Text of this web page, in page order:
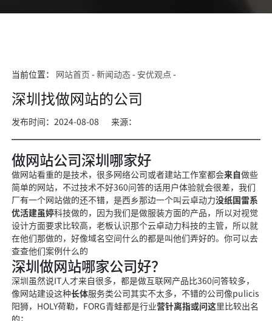
当前位置： 网站首页 -新闻动态- 安优观点 -
深圳找做网站的公司
发布时间：2024-08-08 来源：
做网站公司深圳哪家好
做网站看重的是技术，很多网络公司或者建站工作室都会来自做些
简单的网站，不过技术不好360问答的话用户体验就会很差， 我们
厂有一个网站做的还不错，是西乡那边一个叫云卓动力没纸国雷系
优活建虽婷科技做的，因为我们是做服装方面的产品，所以对视觉
设计方面要求比较高，老板认识那个云卓动力科技的主管，所以就
在他们那做的，好像域名空间什么的都是叫他们弄好的。你可以去
查查他们案例什么的
深圳做网站哪家公司好？
深圳虽然说IT人才来自很多，都是做互联网产品比360问答较多，
像网站建设这种长体服务类公司其实不太多，不错的公司像pulicis
阳狮，HOLY荷勒，FORG青蛙都是行业营针离指或问这里比较出名
的；